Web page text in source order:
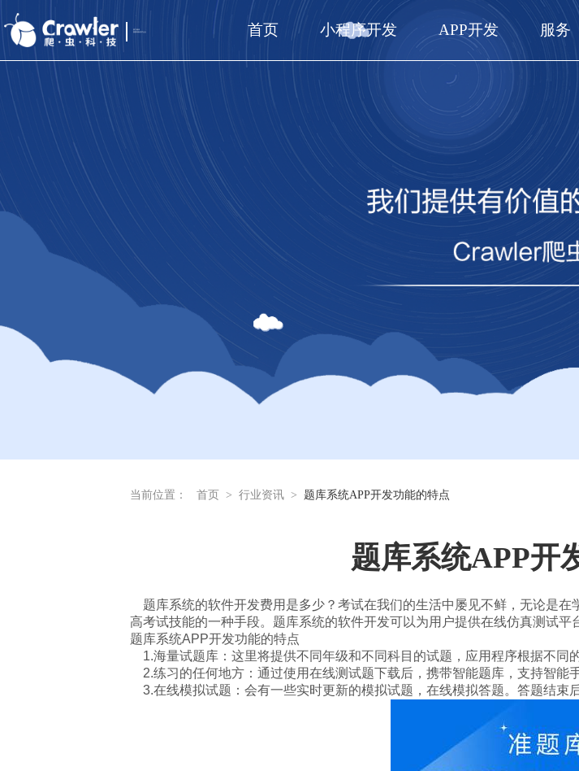
首页 小程序开发 APP开发 服务
当前位置： 首页 > 行业资讯 > 题库系统APP开发功能的特点
题库系统APP开
题库系统的软件开发费用是多少？考试在我们的生活中屡见不鲜，无论是
高考试技能的一种手段。题库系统的软件开发可以为用户提供在线仿真测试平
题库系统APP开发功能的特点
1.海量试题库：这里将提供不同年级和不同科目的试题，应用程序根据不同
2.练习的任何地方：通过使用在线测试题下载后，携带智能题库，支持智能
3.在线模拟试题：会有一些实时更新的模拟试题，在线模拟答题。答题结束